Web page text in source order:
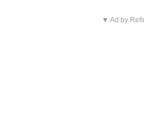
▼ Ad by